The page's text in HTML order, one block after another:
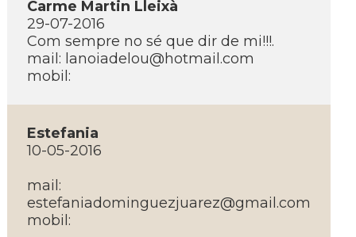
Carme Martin Lleixà
29-07-2016
Com sempre no sé que dir de mi!!!.
mail: lanoiadelou@hotmail.com
mobil:
Estefania
10-05-2016
mail:
estefaniadominguezjuarez@gmail.com
mobil: